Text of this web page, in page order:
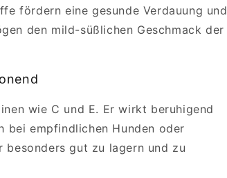
fördern eine gesunde Verdauung und
den mild-süßlichen Geschmack der
wie C und E. Er wirkt beruhigend
bei empfindlichen Hunden oder
gut zu lagern und zu